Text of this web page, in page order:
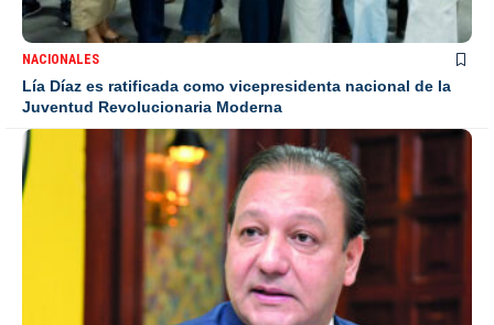
NACIONALES
Lía Díaz es ratificada como vicepresidenta nacional de la
Juventud Revolucionaria Moderna